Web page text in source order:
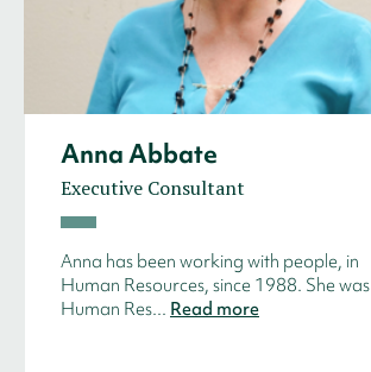
Anna Abbate
Executive Consultant
Anna has been working with people, in
Human Resources, since 1988. She was
Human Res... Read more